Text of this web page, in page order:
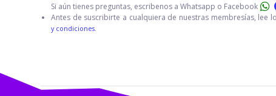
Si aún tienes preguntas, escribenos a Whatsapp o Facebook
Antes de suscribirte a cualquiera de nuestras membresías, lee
y condiciones.